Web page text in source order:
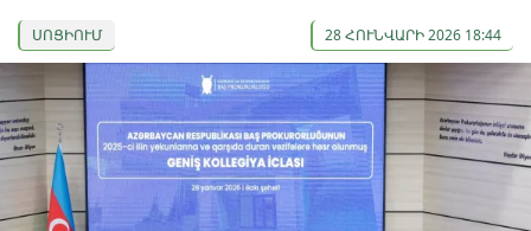
ՍՈՑԻՈՒՄ 28 ՀՈՒՆՎԱՐԻ 2026 18:44